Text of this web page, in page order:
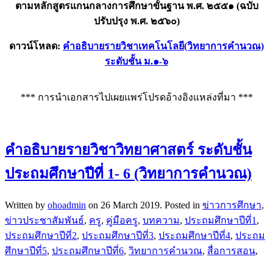
ตามหลักสูตรแกนกลางการศึกษาขั้นฐาน พ.ศ. ๒๕๕๑ (ฉบับ
ปรับปรุง พ.ศ. ๒๕๖๐)
ดาวน์โหลด: คำอธิบายรายวิชาเทคโนโลยี(วิทยาการคำนวณ)
ระดับชั้น ม.๑-๖
*** การนำเอกสารไปเผยแพร่โปรดอ้างอิงแหล่งที่มา ***
คําอธิบายรายวิชาวิทยาศาสตร์ ระดับชั้น
ประถมศึกษาปีที่ 1- 6 (วิทยาการคำนวณ)
Written by ohoadmin on 26 March 2019. Posted in ข่าวการศึกษา,
ข่าวประชาสัมพันธ์, ครู, คู่มือครู, บทความ, ประถมศึกษาปีที่1 ,
ประถมศึกษาปีที่2, ประถมศึกษาปีที่3, ประถมศึกษาปีที่4, ประถม
ศึกษาปีที่5, ประถมศึกษาปีที่6, วิทยาการคำนวณ, สื่อการสอน,